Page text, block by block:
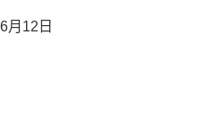
月12日